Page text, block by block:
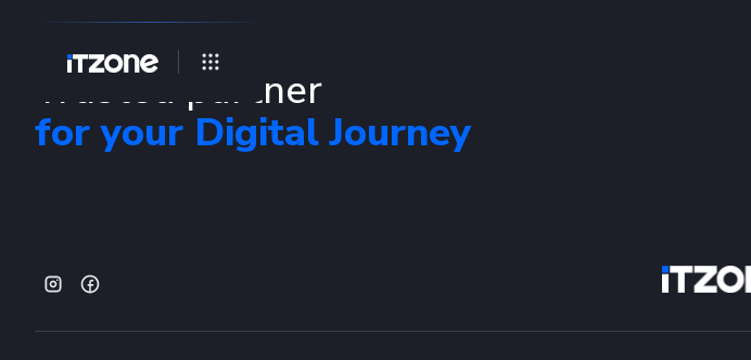
Trusted partner
for your Digital Journey